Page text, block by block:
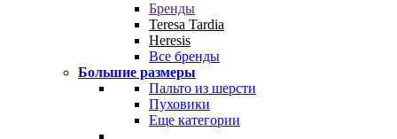
Бренды
Teresa Tardia
Heresis
Все бренды
Большие размеры
Пальто из шерсти
Пуховики
Еще категории